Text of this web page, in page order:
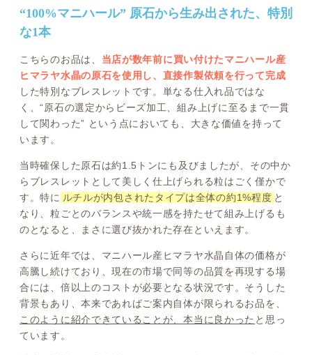
“100%マニハール” 原石から生み出された、特別
な1本
こちらのお品は、 当店が数年前に買い付けたマニハール産
ヒマラヤ水晶の原石を使用し、直接作製依頼を行って完成
した特別なブレスレットです。単なる仕入れ品ではな
く、“原石の選定からビーズ加工、組み上げに至るまで一貫
して関わった” という点においても、大きな価値を持って
います。
当時確保した原石は約1.5トンにも及びましたが、その中か
らブレスレットとして美しく仕上げられる粒はごく僅かで
す。特に ルチルが内包されたタイプは全体の約1%程度 と
なり、粒ごとのバランスや統一感を持たせて組み上げるも
のとなると、まさに選び抜かれた存在といえます。
さらに近年では、マニハール産ヒマラヤ水晶自体の価格が
高騰し続けており、現在の市場で同等の品質を再現する場
合には、倍以上のコストが必要となる状況です。そうした
背景もあり、本来であればご案内自体が限られるお品を、
このように紹介できていることが、本当に良かった と思っ
ています。